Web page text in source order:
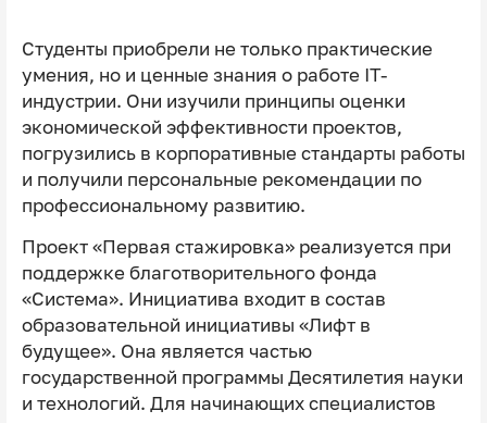
Студенты приобрели не только практические
умения, но и ценные знания о работе IT-
индустрии. Они изучили принципы оценки
экономической эффективности проектов,
погрузились в корпоративные стандарты работы
и получили персональные рекомендации по
профессиональному развитию.
Проект «Первая стажировка» реализуется при
поддержке благотворительного фонда
«Система». Инициатива входит в состав
образовательной инициативы «Лифт в
будущее». Она является частью
государственной программы Десятилетия науки
и технологий. Для начинающих специалистов